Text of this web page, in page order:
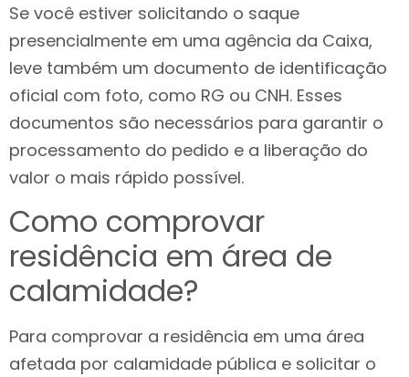
Se você estiver solicitando o saque
presencialmente em uma agência da Caixa,
leve também um documento de identificação
oficial com foto, como RG ou CNH. Esses
documentos são necessários para garantir o
processamento do pedido e a liberação do
valor o mais rápido possível.
Como comprovar
residência em área de
calamidade?
Para comprovar a residência em uma área
afetada por calamidade pública e solicitar o